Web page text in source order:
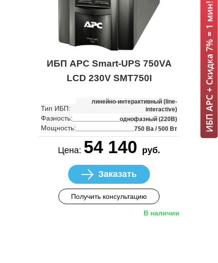
ИБП APC Smart-UPS 750VA
LCD 230V SMT750I
Тип ИБП:
линейно-интерактивный (line-
interactive)
Фазность: однофазный (220В)
Мощность: 750 Ва / 500 Вт
Цена: 54 140 руб.
Заказать
Получить консультацию
В наличии
ИБП APC + Скидка 7% = 1 мин!